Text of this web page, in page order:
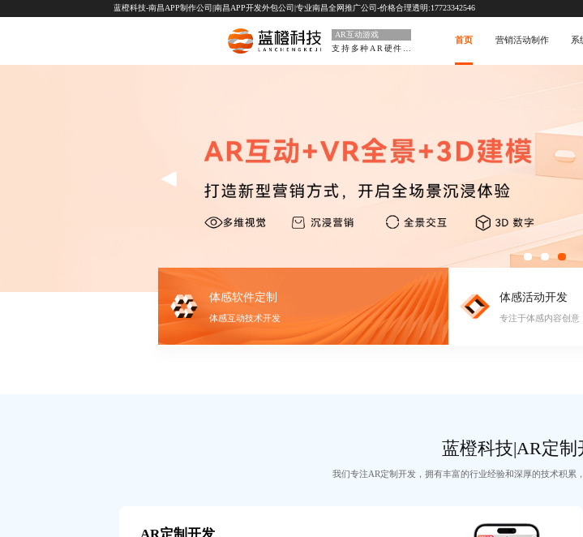
蓝橙科技-南昌APP制作公司|南昌APP开发外包公司|专业南昌全网推广公司-价格合理透明:17723342546
AR互动游戏
首页 营销活动制作 系
体感软件定制
体感互动技术开发
体感活动开发
专注于体感内容创意
蓝橙科技|AR定制
我们专注AR定制开发，拥有丰富的行业经验和深厚的技术积累